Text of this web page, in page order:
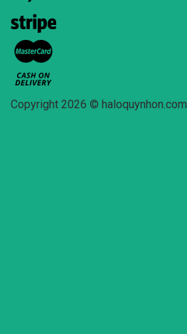
Copyright 2026 © haloquynhon.com